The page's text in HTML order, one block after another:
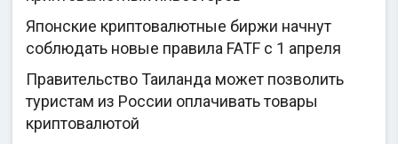
Японские криптовалютные биржи начнут
соблюдать новые правила FATF с 1 апреля
Правительство Таиланда может позволить
туристам из России оплачивать товары
криптовалютой